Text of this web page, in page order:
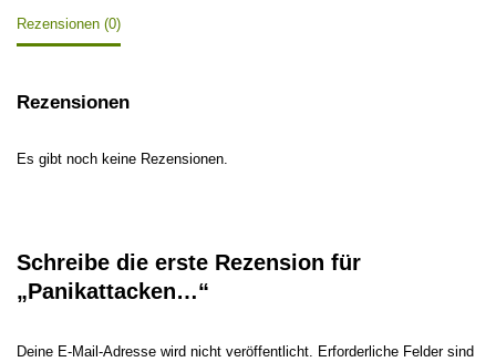
Rezensionen (0)
Rezensionen
Es gibt noch keine Rezensionen.
Schreibe die erste Rezension für
„Panikattacken…“
Deine E-Mail-Adresse wird nicht veröffentlicht.
Erforderliche Felder sind